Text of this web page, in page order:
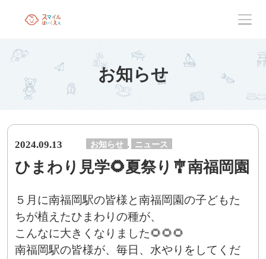
お知らせ
2024.09.13 お知らせ , ニュース
ひまわり見学🌻夏祭り🎐南福岡園
５月に南福岡駅の皆様と南福岡園の子どもた
ちが植えたひまわりの種が、
こんなに大きくなりました🌻🌻🌻
南福岡駅の皆様が、毎日、水やりをしてくだ